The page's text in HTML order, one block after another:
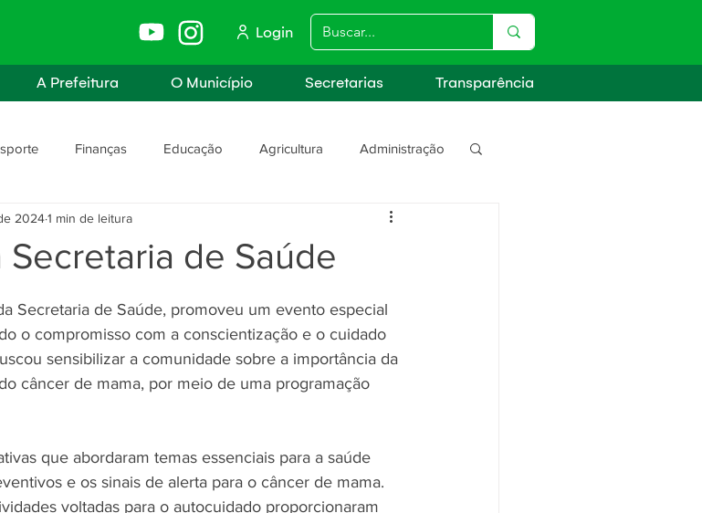
Login
A Prefeitura O Município Secretarias Transparência
Finanças Educação Agricultura Administração
Social e Trabalho
de Saúde
20241 min de leitura
Secretaria de Saúde, promoveu um evento especial
o compromisso com a conscientização e o cuidado
sensibilizar a comunidade sobre a importância da
câncer de mama, por meio de uma programação
que abordaram temas essenciais para a saúde
e os sinais de alerta para o câncer de mama.
voltadas para o autocuidado proporcionaram